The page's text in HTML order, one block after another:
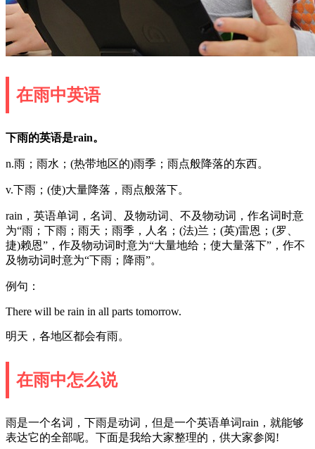
在雨中英语
下雨的英语是rain。
n.雨；雨水；(热带地区的)雨季；雨点般降落的东西。
v.下雨；(使)大量降落，雨点般落下。
rain，英语单词，名词、及物动词、不及物动词，作名词时意
为“雨；下雨；雨天；雨季，人名；(法)兰；(英)雷恩；(罗、
捷)赖恩”，作及物动词时意为“大量地给；使大量落下”，作不
及物动词时意为“下雨；降雨”。
例句：
There will be rain in all parts tomorrow.
明天，各地区都会有雨。
在雨中怎么说
雨是一个名词，下雨是动词，但是一个英语单词rain，就能够
表达它的全部呢。下面是我给大家整理的，供大家参阅!